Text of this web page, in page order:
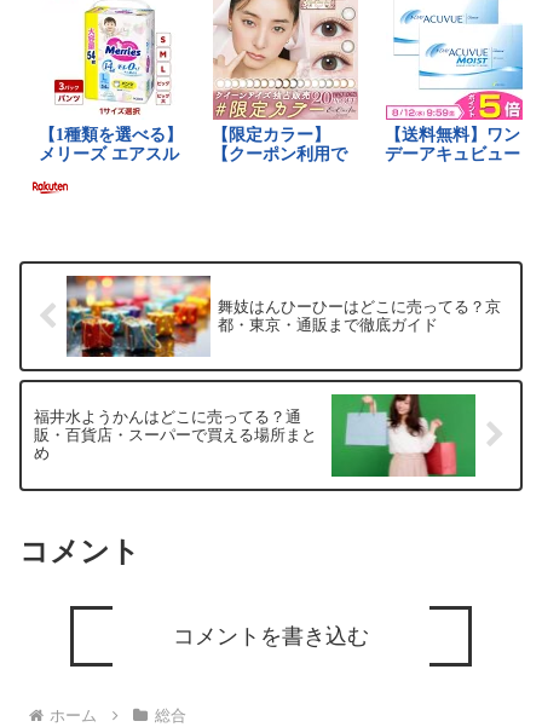
舞妓はんひーひーはどこに売ってる？京
都・東京・通販まで徹底ガイド
福井水ようかんはどこに売ってる？通
販・百貨店・スーパーで買える場所まと
め
コメント
コメントを書き込む
ホーム 総合